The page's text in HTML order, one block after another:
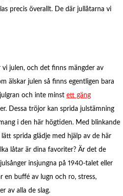
precis överallt. De där jullåtarna vi
vi julen, och det finns mängder av
älskar julen så finns egentligen bara
och inte minst ett gäng
Dessa tröjor kan sprida julstämning
i den här högtiden. Med blinkande
sprida glädje med hjälp av de här
låtar är dina favoriter? Är det de
insjungna på 1940-talet eller
en buffé av lugn och ro, stress,
av alla de slag.